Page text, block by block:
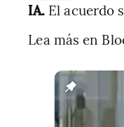
IA. El acuerdo
Lea más en